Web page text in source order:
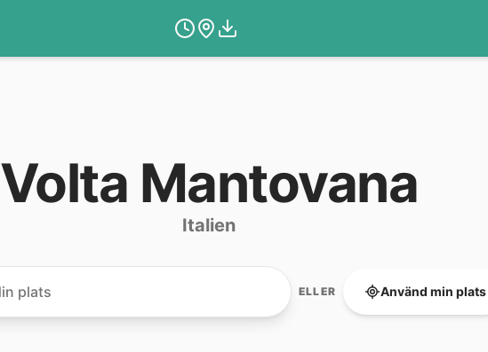
Volta Mantovana
Italien
ELLER Använd min plats